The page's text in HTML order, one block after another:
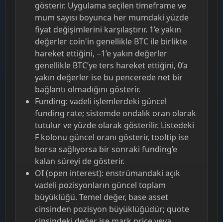
gösterir. Uygulama seçilen timeframe ve
mum sayısı boyunca her mumdaki yüzde
fiyat değişimlerini karşılaştırır. 1’e yakın
değerler coin'in genellikle BTC ile birlikte
hareket ettiğini, −1’e yakın değerler
genellikle BTC’ye ters hareket ettiğini, 0’a
yakın değerler ise bu pencerede net bir
bağlantı olmadığını gösterir.
Funding: vadeli işlemlerdeki güncel
funding rate; sistemde ondalık oran olarak
tutulur ve yüzde olarak gösterilir. Listedeki
F kolonu güncel oranı gösterir, tooltip ise
borsa sağlıyorsa bir sonraki funding’e
kalan süreyi de gösterir.
OI (open interest): enstrümandaki açık
vadeli pozisyonların güncel toplam
büyüklüğü. Temel değer, base asset
cinsinden pozisyon büyüklüğüdür; quote